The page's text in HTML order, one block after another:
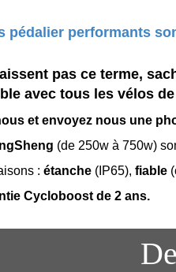
pédalier performants
pas ce terme,
avec tous les vélos
et envoyez nous une
(de 250w à 750w)
: étanche (IP65), fiable
Cycloboost de 2 ans.